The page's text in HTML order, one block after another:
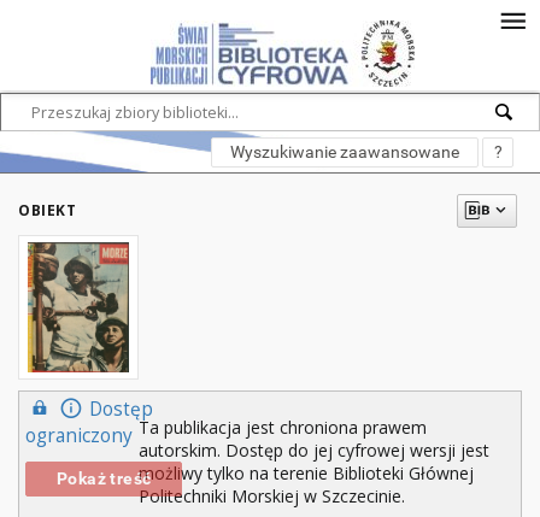
Wyszukiwanie zaawansowane ?
OBIEKT
Dostęp
ograniczony
Pokaż treść
Ta publikacja jest chroniona prawem
autorskim. Dostęp do jej cyfrowej wersji jest
możliwy tylko na terenie Biblioteki Głównej
Politechniki Morskiej w Szczecinie.